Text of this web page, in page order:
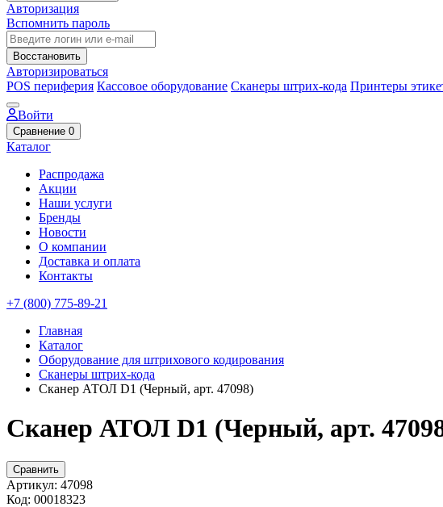
Авторизация
Вспомнить пароль
Восстановить
Авторизироваться
POS периферия Кассовое оборудование Сканеры штрих-кода Принтеры
Войти
Сравнение 0
Каталог
Распродажа
Акции
Наши услуги
Бренды
Новости
О компании
Доставка и оплата
Контакты
+7 (800) 775-89-21
Главная
Каталог
Оборудование для штрихового кодирования
Сканеры штрих-кода
Сканер АТОЛ D1 (Черный, арт. 47098)
Сканер АТОЛ D1 (Черный, арт.
Сравнить
Артикул: 47098
Код: 00018323